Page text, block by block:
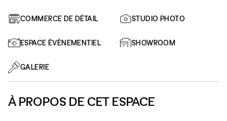
COMMERCE DE DÉTAIL STUDIO PHOTO
ESPACE ÉVÉNEMENTIEL SHOWROOM
GALERIE
À PROPOS DE CET ESPACE